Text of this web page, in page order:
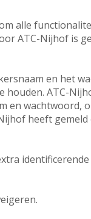
alle
ATC-Nijhof is
en het
ATC-
en wachtwoord,
heeft gemeld